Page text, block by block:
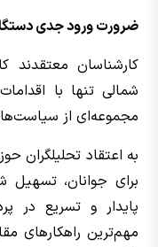
ضرورت ورود جدی
کارشناسان
شمالی تنها با
مجموعه‌ای از
به اعتقاد
برای جوانان، تسهیل
پایدار و تسریع در
مهم‌ترین راهکارهای